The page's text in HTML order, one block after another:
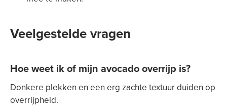
Veelgestelde vragen
Hoe weet ik of mijn avocado overrijp is?
Donkere plekken en een erg zachte textuur duiden op
overrijpheid.